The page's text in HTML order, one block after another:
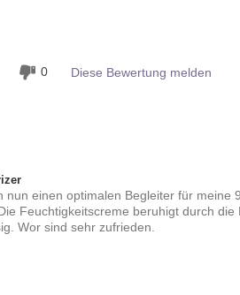
0 Diese Bewertung melden
einen optimalen Begleiter für meine
Feuchtigkeitscreme beruhigt durch die
Wor sind sehr zufrieden.